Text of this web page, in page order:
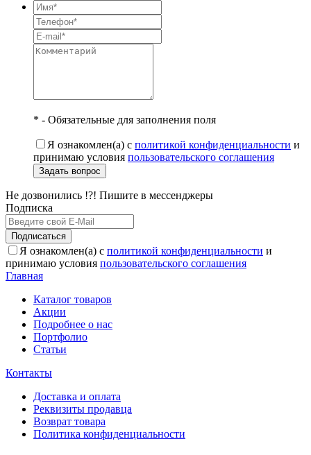
* - Обязательные для заполнения поля
Я ознакомлен(а) с политикой конфиденциальности и
принимаю условия пользовательского соглашения
Задать вопрос
Не дозвонились !?! Пишите в мессенджеры
Подписка
Подписаться
Я ознакомлен(а) с политикой конфиденциальности и
принимаю условия пользовательского соглашения
Главная
Каталог товаров
Акции
Подробнее о нас
Портфолио
Статьи
Контакты
Доставка и оплата
Реквизиты продавца
Возврат товара
Политика конфиденциальности